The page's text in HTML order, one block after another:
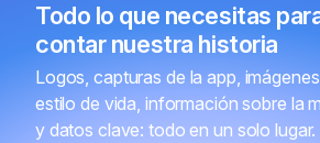
Todo lo que necesitas
contar nuestra historia
Logos, capturas de la app,
estilo de vida, información sobre la
y datos clave: todo en un solo lugar.